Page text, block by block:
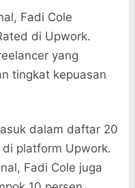
Fadi Cole
di Upwork.
yang
tingkat kepuasan
dalam daftar 20
platform Upwork.
Fadi Cole juga